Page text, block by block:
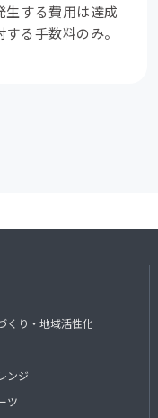
生する費用は達成
る手数料のみ。
くり・地域活性化
ンジ
ツ